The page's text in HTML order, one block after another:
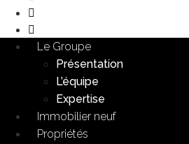
Le Groupe
Présentation
L’équipe
Expertise
Immobilier neuf
Propriétés